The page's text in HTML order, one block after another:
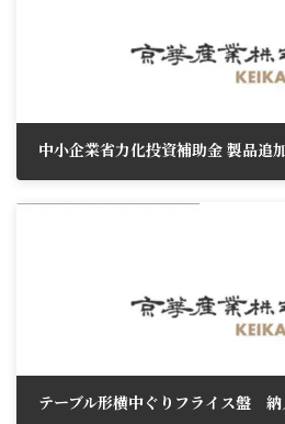
中小企業省力化投資補助金 製品追
テーブル形横中ぐりフライス盤 納